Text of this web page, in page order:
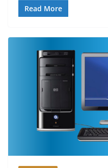
Read More